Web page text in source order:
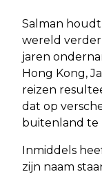
Salman
wereld
jaren
Hong Kong,
reizen
dat op
buitenland te
Inmiddels
zijn naam